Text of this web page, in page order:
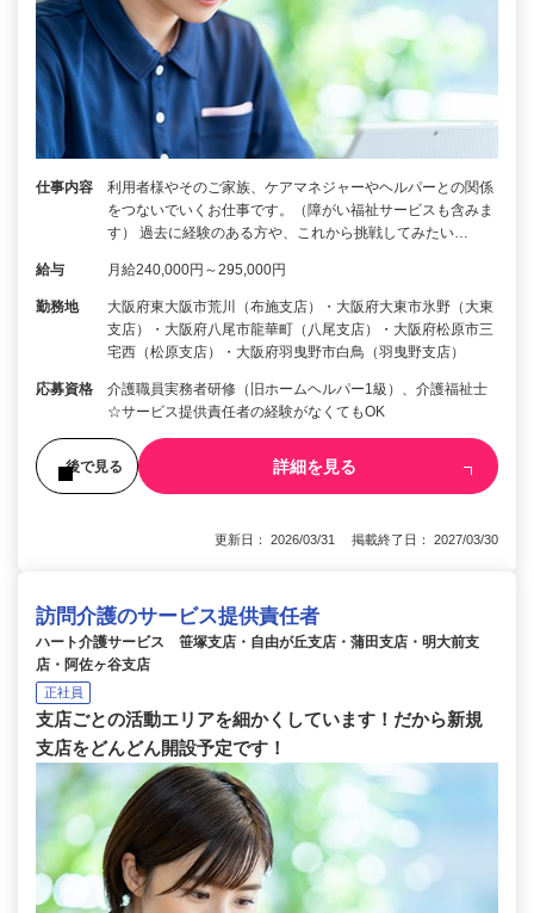
仕事内容
利用者様やそのご家族、ケアマネジャーやヘルパーとの関係
をつないでいくお仕事です。（障がい福祉サービスも含みま
す） 過去に経験のある方や、これから挑戦してみたい…
給与 月給240,000円～295,000円
勤務地
大阪府東大阪市荒川（布施支店）・大阪府大東市氷野（大東
支店）・大阪府八尾市龍華町（八尾支店）・大阪府松原市三
宅西（松原支店）・大阪府羽曳野市白鳥（羽曳野支店）
応募資格
介護職員実務者研修（旧ホームヘルパー1級）、介護福祉士
☆サービス提供責任者の経験がなくてもOK
後で見る 詳細を見る
更新日： 2026/03/31 掲載終了日： 2027/03/30
訪問介護のサービス提供責任者
ハート介護サービス 笹塚支店・自由が丘支店・蒲田支店・明大前支
店・阿佐ヶ谷支店
正社員
支店ごとの活動エリアを細かくしています！だから新規
支店をどんどん開設予定です！